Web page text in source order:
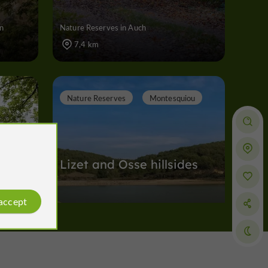
Nature Reserves in Auch
7,4 km
Lizet and Osse hillsides
Nature Reserves Montesquiou